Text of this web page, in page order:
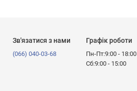
Зв'язатися з нами
(066) 040-03-68
Графік роботи
Пн-Пт:9:00 - 18:00
Сб:9:00 - 15:00